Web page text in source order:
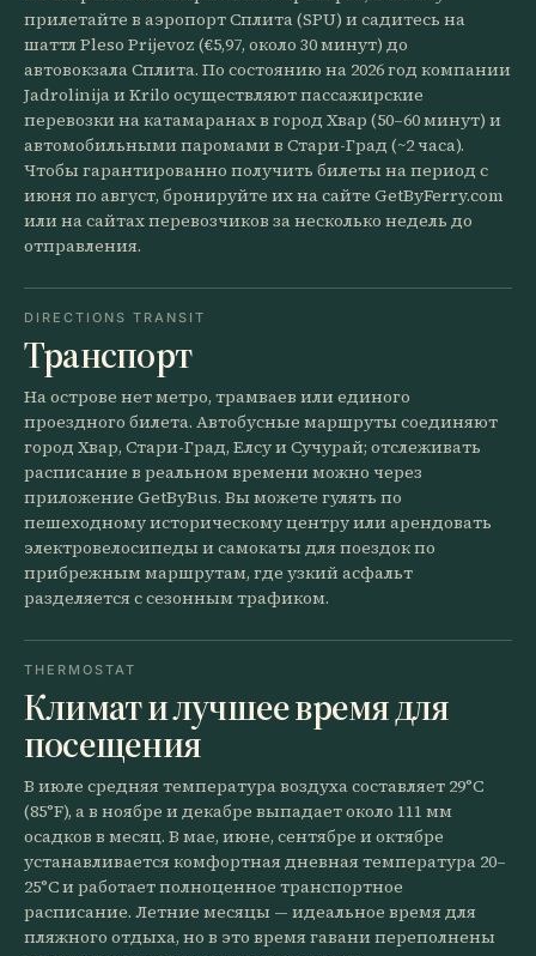
прилетайте в аэропорт Сплита (SPU) и садитесь на
шаттл Pleso Prijevoz (€5,97, около 30 минут) до
автовокзала Сплита. По состоянию на 2026 год компании
Jadrolinija и Krilo осуществляют пассажирские
перевозки на катамаранах в город Хвар (50–60 минут) и
автомобильными паромами в Стари-Град (~2 часа).
Чтобы гарантированно получить билеты на период с
июня по август, бронируйте их на сайте GetByFerry.com
или на сайтах перевозчиков за несколько недель до
отправления.
DIRECTIONS TRANSIT
Транспорт
На острове нет метро, трамваев или единого
проездного билета. Автобусные маршруты соединяют
город Хвар, Стари-Град, Елсу и Сучурай; отслеживать
расписание в реальном времени можно через
приложение GetByBus. Вы можете гулять по
пешеходному историческому центру или арендовать
электровелосипеды и самокаты для поездок по
прибрежным маршрутам, где узкий асфальт
разделяется с сезонным трафиком.
THERMOSTAT
Климат и лучшее время для
посещения
В июле средняя температура воздуха составляет 29°C
(85°F), а в ноябре и декабре выпадает около 111 мм
осадков в месяц. В мае, июне, сентябре и октябре
устанавливается комфортная дневная температура 20–
25°C и работает полноценное транспортное
расписание. Летние месяцы — идеальное время для
пляжного отдыха, но в это время гавани переполнены